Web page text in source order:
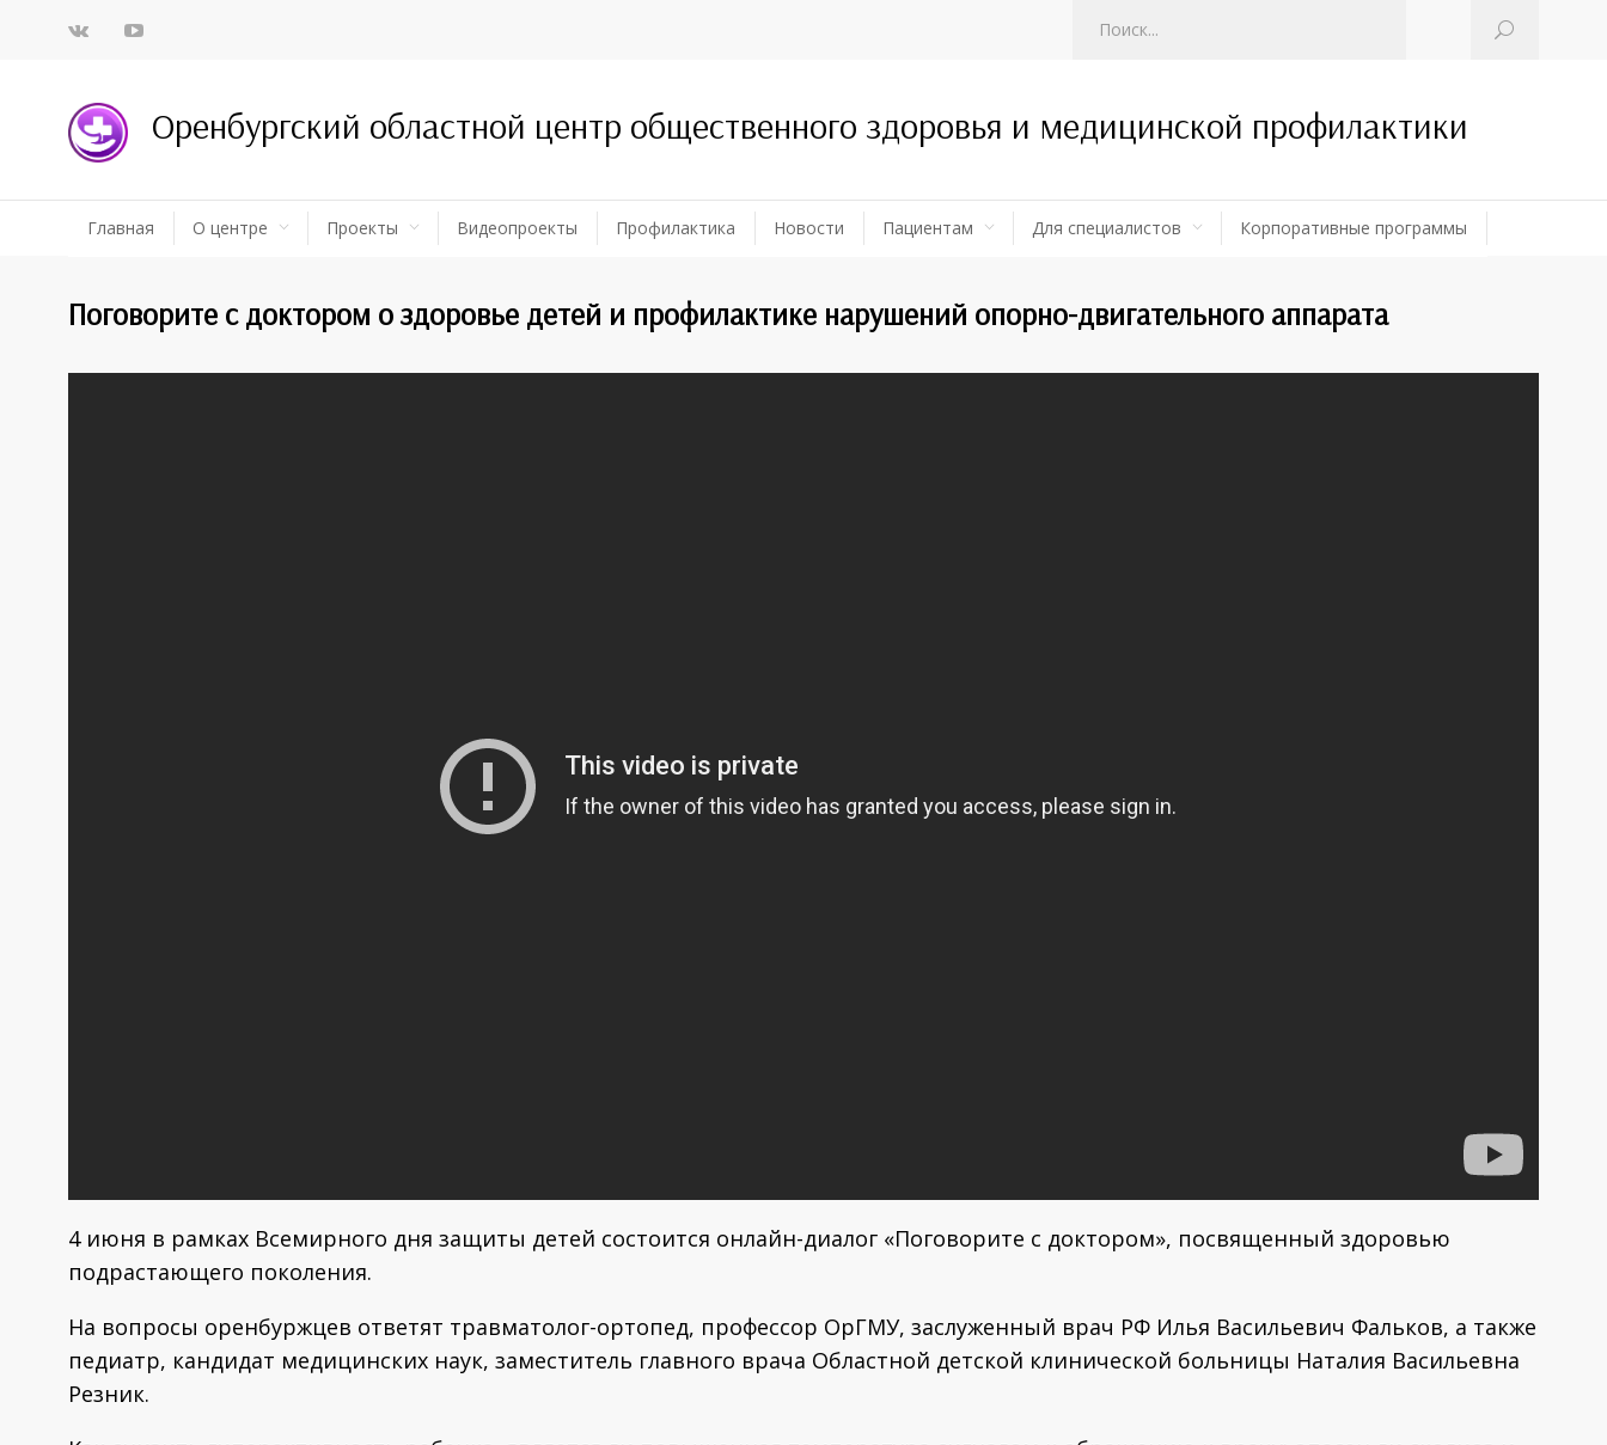
Оренбургский областной центр общественного здоровья и медицинской профилактики
Главная О центре Проекты Видеопроекты Профилактика Новости Пациентам Для специалистов Корпоративные программы
Поговорите с доктором о здоровье детей и профилактике нарушений опорно-двигательного аппарата
4 июня в рамках Всемирного дня защиты детей состоится онлайн-диалог «Поговорите с доктором», посвященный здоровью
подрастающего поколения.
На вопросы оренбуржцев ответят травматолог-ортопед, профессор ОрГМУ, заслуженный врач РФ Илья Васильевич Фальков, а также
педиатр, кандидат медицинских наук, заместитель главного врача Областной детской клинической больницы Наталия Васильевна
Резник.